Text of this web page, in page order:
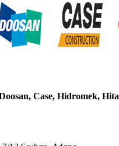
Case, Hidromek,